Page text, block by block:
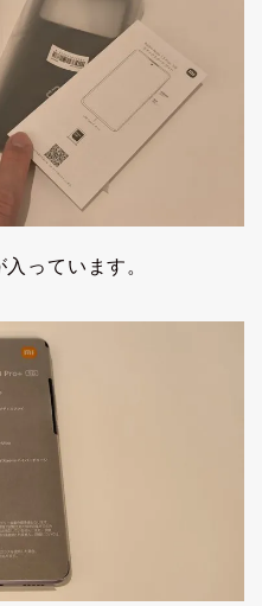
っています。